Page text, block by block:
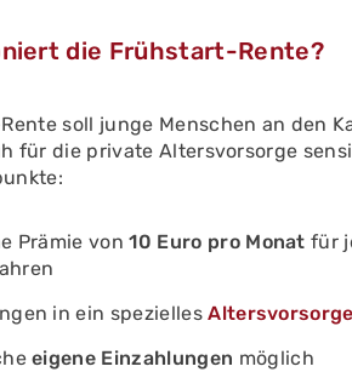
die Frühstart-Rente?
soll junge Menschen an den
für die private Altersvorsorge
Prämie von10 Euro pro Monat für
in ein spezielles
eigene Einzahlungen möglich